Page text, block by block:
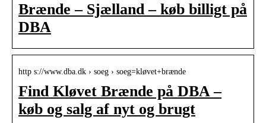
Brænde – Sjælland – køb billigt på
DBA
http s://www.dba.dk › soeg › soeg=kløvet+brænde
Find Kløvet Brænde på DBA –
køb og salg af nyt og brugt